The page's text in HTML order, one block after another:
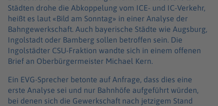
Städten drohe die Abkoppelung vom ICE- und IC-Verkehr,
heißt es laut «Bild am Sonntag» in einer Analyse der
Bahngewerkschaft. Auch bayerische Städte wie Augsburg,
Ingolstadt oder Bamberg sollen betroffen sein. Die
Ingolstädter CSU-Fraktion wandte sich in einem offenen
Brief an Oberbürgermeister Michael Kern.
Ein EVG-Sprecher betonte auf Anfrage, dass dies eine
erste Analyse sei und nur Bahnhöfe aufgeführt würden,
bei denen sich die Gewerkschaft nach jetzigem Stand